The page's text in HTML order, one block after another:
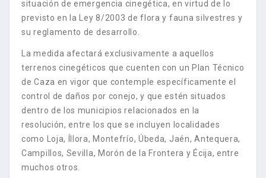
situación de emergencia cinegética, en virtud de lo
previsto en la Ley 8/2003 de flora y fauna silvestres y
su reglamento de desarrollo.
La medida afectará exclusivamente a aquellos
terrenos cinegéticos que cuenten con un Plan Técnico
de Caza en vigor que contemple específicamente el
control de daños por conejo, y que estén situados
dentro de los municipios relacionados en la
resolución, entre los que se incluyen localidades
como Loja, Íllora, Montefrío, Úbeda, Jaén, Antequera,
Campillos, Sevilla, Morón de la Frontera y Écija, entre
muchos otros.